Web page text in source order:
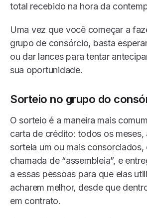
total recebido na hora da
Uma vez que você começar a
grupo de consórcio, basta
ou dar lances para tentar
sua oportunidade.
Sorteio no grupo do
O sorteio é a maneira mais
carta de crédito: todos os meses,
sorteia um ou mais consorciados,
chamada de “assembleia”, e
a essas pessoas para que elas
acharem melhor, desde que
em contrato.